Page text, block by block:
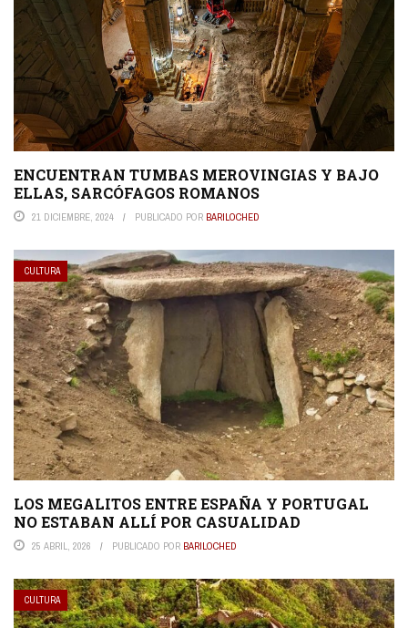
ENCUENTRAN TUMBAS MEROVINGIAS Y BAJO
ELLAS, SARCÓFAGOS ROMANOS
21 DICIEMBRE, 2024 PUBLICADO POR BARILOCHED
CULTURA
LOS MEGALITOS ENTRE ESPAÑA Y PORTUGAL
NO ESTABAN ALLÍ POR CASUALIDAD
25 ABRIL, 2026 PUBLICADO POR BARILOCHED
CULTURA